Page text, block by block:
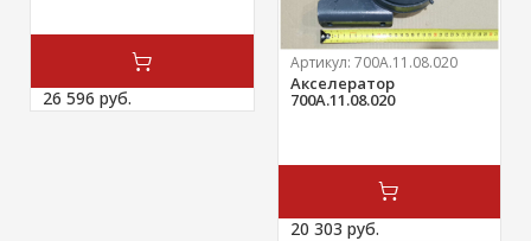
26 596 руб.
Артикул: 700А.11.08.020
Акселератор
700А.11.08.020
20 303 руб.